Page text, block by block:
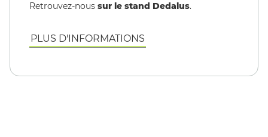
Retrouvez-nous sur le stand Dedalus.
PLUS D'INFORMATIONS